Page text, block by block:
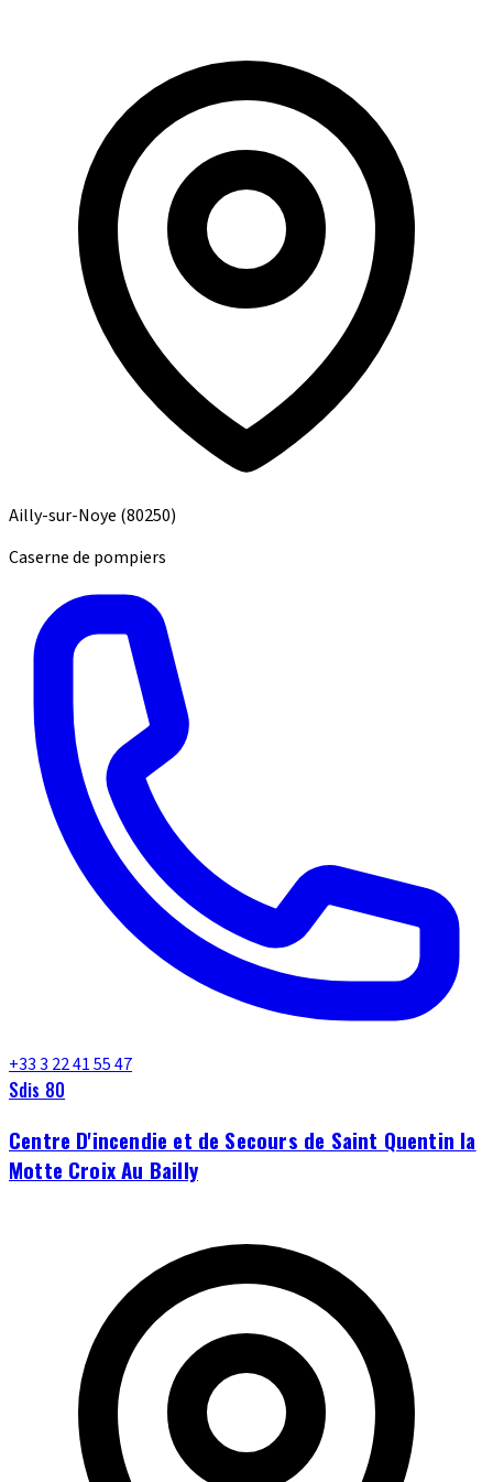
Ailly-sur-Noye (80250)
Caserne de pompiers
+33 3 22 41 55 47
Sdis 80
Centre D'incendie et de Secours de Saint Quentin la
Motte Croix Au Bailly